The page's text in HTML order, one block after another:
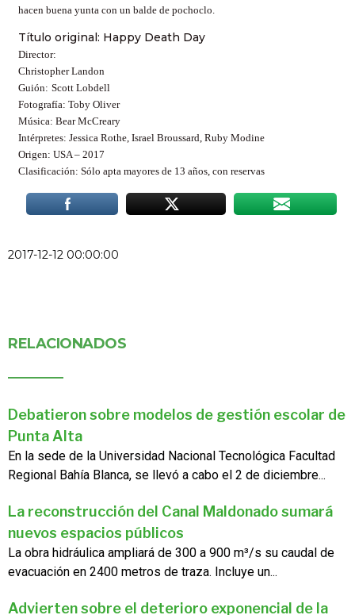
hacen buena yunta con un balde de pochoclo.
Título original: Happy Death Day
Director:
Christopher Landon
Guión: Scott Lobdell
Fotografía: Toby Oliver
Música: Bear McCreary
Intérpretes: Jessica Rothe, Israel Broussard, Ruby Modine
Origen: USA – 2017
Clasificación: Sólo apta mayores de 13 años, con reservas
2017-12-12 00:00:00
RELACIONADOS
Debatieron sobre modelos de gestión escolar de
Punta Alta
En la sede de la Universidad Nacional Tecnológica Facultad
Regional Bahía Blanca, se llevó a cabo el 2 de diciembre...
La reconstrucción del Canal Maldonado sumará
nuevos espacios públicos
La obra hidráulica ampliará de 300 a 900 m³/s su caudal de
evacuación en 2400 metros de traza. Incluye un...
Advierten sobre el deterioro exponencial de la